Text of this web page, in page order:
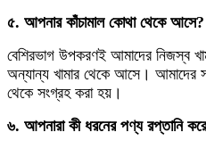
৫. আপনার কাঁচামাল কোথা থেকে আসে?
বেশিরভাগ উপকরণই আমাদের নিজস্ব
অন্যান্য খামার থেকে আসে। আমাদের
থেকে সংগ্রহ করা হয়।
৬. আপনারা কী ধরনের পণ্য রপ্তানি